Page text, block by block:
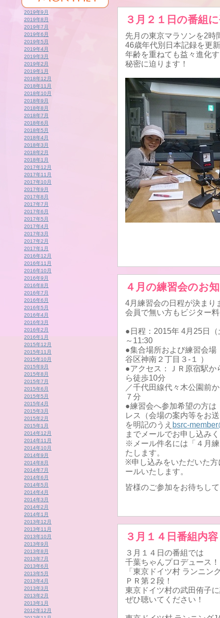
2019年9月
2019年8月
2019年7月
2019年6月
2019年5月
2019年4月
2019年3月
2019年2月
2019年1月
2018年12月
2018年11月
2018年10月
2018年9月
2018年8月
2018年7月
2018年6月
2018年5月
2018年4月
2018年3月
2018年2月
2018年1月
2017年12月
2017年11月
2017年10月
2017年9月
2017年8月
2017年7月
2017年6月
2017年5月
2017年4月
2017年3月
2017年2月
2017年1月
2016年12月
2016年11月
2016年10月
2016年9月
2016年8月
2016年7月
2016年6月
2016年5月
2016年4月
2016年3月
2016年2月
2016年1月
2015年12月
2015年11月
2015年10月
2015年9月
2015年8月
2015年7月
2015年6月
2015年5月
2015年4月
2015年3月
2015年2月
2015年1月
2014年12月
2014年11月
2014年10月
2014年9月
2014年8月
2014年7月
2014年6月
2014年5月
2014年4月
2014年3月
2014年2月
2014年1月
2013年12月
2013年11月
2013年10月
2013年9月
2013年8月
2013年7月
2013年6月
2013年5月
2013年4月
2013年3月
2013年2月
2013年1月
2012年12月
３月２１日の番組
先月の東京マラソンを2時
46歳年代別日本記録を更
年齢を重ねても益々進化
秘密に迫ります！
４月の練習会のお
4月練習会の日程が決まり
会員で無い方もビジター
●日程：2015年 4月25日
～11:30
●集合場所および練習会場
谷区神南２丁目３-１ ）
●アクセス：ＪＲ原宿駅
ら徒歩10分
／千代田線代々木公園前
７分
●練習会へ参加希望の方
レス（会場の案内等をお
を明記のうえ bsrc-
までメールでお申し込み
※メール件名には「４月
たします。
※申し込みをいただいた
ールいたします。
皆様のご参加をお待ちし
３月１４日番組内容
３月１４日の番組では
千葉ちゃんプロデュース
「東京ドイツ村 ランニン
ＰＲ第２段！
東京ドイツ村の武田侑子
ぜひ聴いてください！